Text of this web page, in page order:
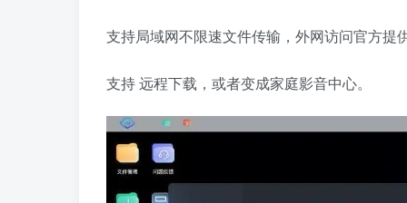
支持局域网不限速文件传输，外网访问官方
支持 远程下载，或者变成家庭影音中心。